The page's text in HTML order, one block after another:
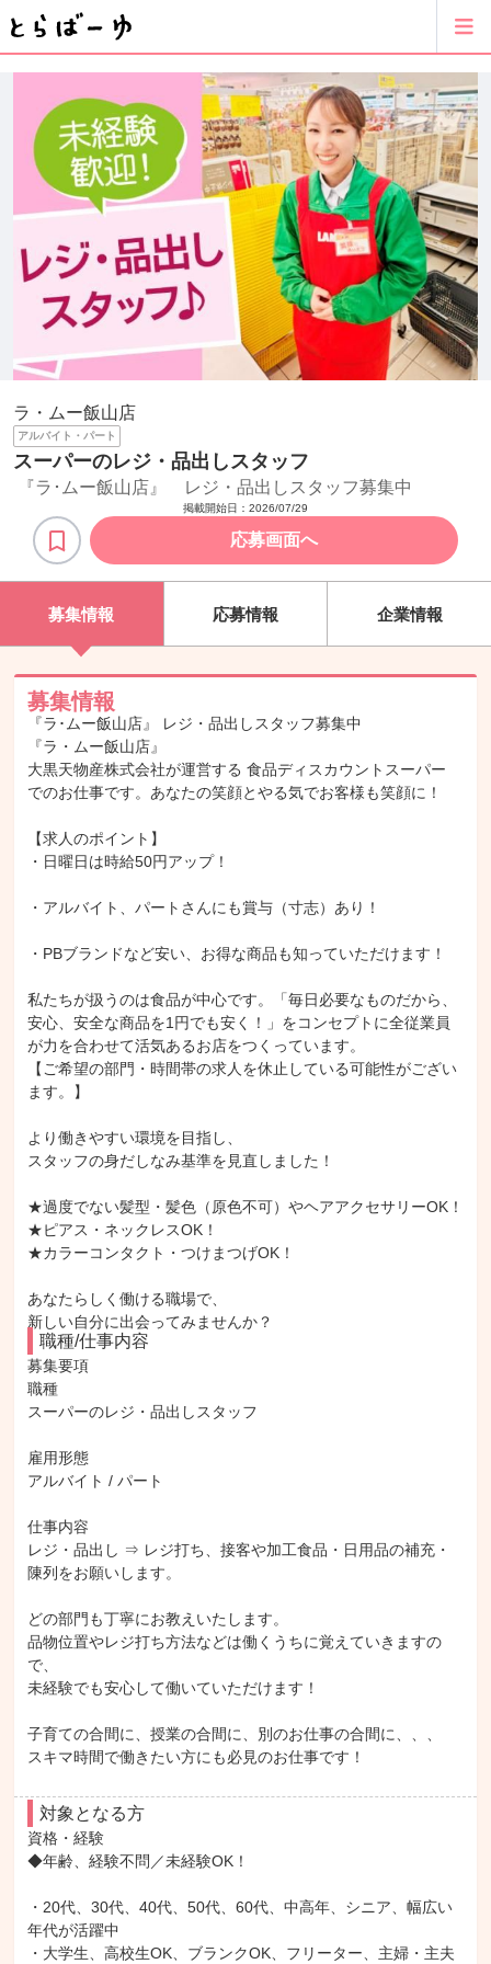
ラ・ムー飯山店
アルバイト・パート
スーパーのレジ・品出しスタッフ
『ラ･ムー飯山店』 レジ・品出しスタッフ募集中
掲載開始日： 2026/07/29
応募画面へ
募集情報 応募情報 企業情報
募集情報
『ラ･ムー飯山店』 レジ・品出しスタッフ募集中
『ラ・ムー飯山店』
大黒天物産株式会社が運営する 食品ディスカウントスーパー
でのお仕事です。あなたの笑顔とやる気でお客様も笑顔に！
【求人のポイント】
・日曜日は時給50円アップ！
・アルバイト、パートさんにも賞与（寸志）あり！
・PBブランドなど安い、お得な商品も知っていただけます！
私たちが扱うのは食品が中心です。「毎日必要なものだから、
安心、安全な商品を1円でも安く！」をコンセプトに全従業員
が力を合わせて活気あるお店をつくっています。
【ご希望の部門・時間帯の求人を休止している可能性がござい
ます。】
より働きやすい環境を目指し、
スタッフの身だしなみ基準を見直しました！
★過度でない髪型・髪色（原色不可）やヘアアクセサリーOK！
★ピアス・ネックレスOK！
★カラーコンタクト・つけまつげOK！
あなたらしく働ける職場で、
新しい自分に出会ってみませんか？
職種/仕事内容
募集要項
職種
スーパーのレジ・品出しスタッフ
雇用形態
アルバイト / パート
仕事内容
レジ・品出し ⇒ レジ打ち、接客や加工食品・日用品の補充・
陳列をお願いします。
どの部門も丁寧にお教えいたします。
品物位置やレジ打ち方法などは働くうちに覚えていきますの
で、
未経験でも安心して働いていただけます！
子育ての合間に、授業の合間に、別のお仕事の合間に、、、
スキマ時間で働きたい方にも必見のお仕事です！
対象となる方
資格・経験
◆年齢、経験不問／未経験OK！
・20代、30代、40代、50代、60代、中高年、シニア、幅広い
年代が活躍中
・大学生、高校生OK、ブランクOK、フリーター、主婦・主夫